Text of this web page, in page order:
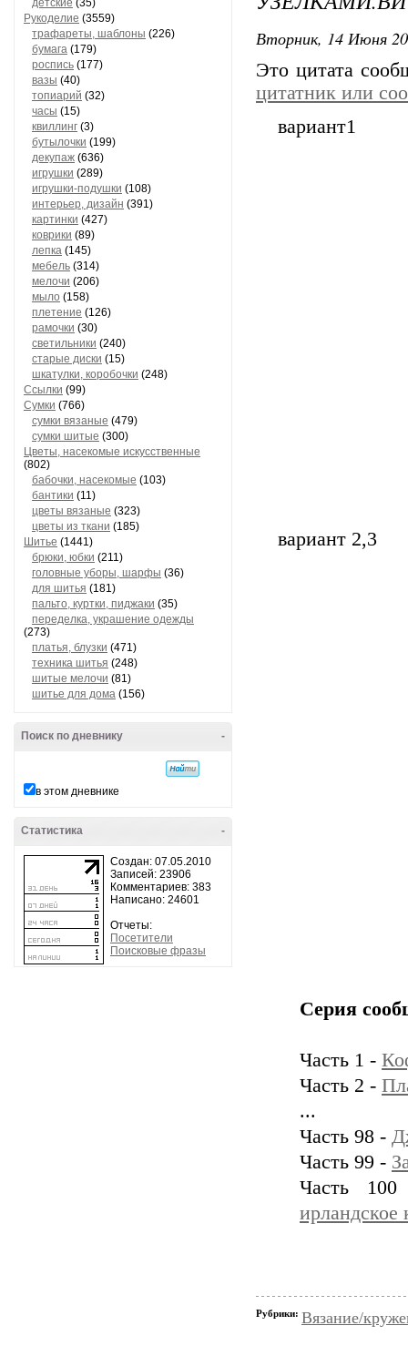
детские (35)
Рукоделие (3559)
трафареты, шаблоны (226)
бумага (179)
роспись (177)
вазы (40)
топиарий (32)
часы (15)
квиллинг (3)
бутылочки (199)
декупаж (636)
игрушки (289)
игрушки-подушки (108)
интерьер, дизайн (391)
картинки (427)
коврики (89)
лепка (145)
мебель (314)
мелочи (206)
мыло (158)
плетение (126)
рамочки (30)
светильники (240)
старые диски (15)
шкатулки, коробочки (248)
Ссылки (99)
Сумки (766)
сумки вязаные (479)
сумки шитые (300)
Цветы, насекомые искусственные
(802)
бабочки, насекомые (103)
бантики (11)
цветы вязаные (323)
цветы из ткани (185)
Шитье (1441)
брюки, юбки (211)
головные уборы, шарфы (36)
для шитья (181)
пальто, куртки, пиджаки (35)
переделка, украшение одежды
(273)
платья, блузки (471)
техника шитья (248)
шитые мелочи (81)
шитье для дома (156)
-
Поиск по дневнику
в этом дневнике
-
Статистика
Создан: 07.05.2010
Записей: 23906
Комментариев: 383
Написано: 24601
Отчеты:
Посетители
Поисковые фразы
Вторник, 14 Июня
Это цитата
цитатник или
вариант1
вариант 2,3
Серия
Часть 1 -
Часть 2 -
...
Часть 98 -
Часть 99 -
Часть
ирландское
Рубрики: Вязание/